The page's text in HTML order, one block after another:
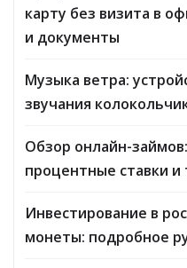
карту без визита в
и документы
Музыка ветра:
звучания
Обзор онлайн-
процентные ставки
Инвестирование в
монеты: подробное